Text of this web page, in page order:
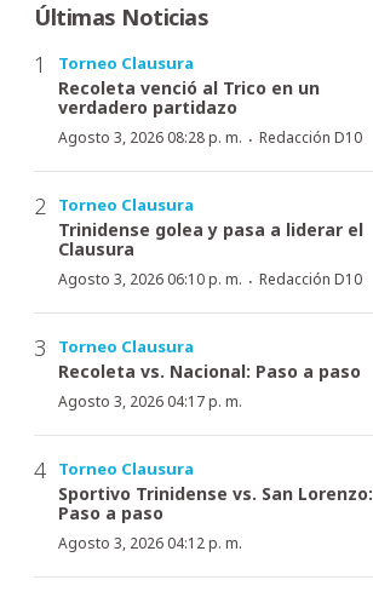
Últimas Noticias
Torneo Clausura
Recoleta venció al Trico en un
verdadero partidazo
Agosto 3, 2026 08:28 p. m. · Redacción D10
Torneo Clausura
Trinidense golea y pasa a liderar el
Clausura
Agosto 3, 2026 06:10 p. m. · Redacción D10
Torneo Clausura
Recoleta vs. Nacional: Paso a paso
Agosto 3, 2026 04:17 p. m.
Torneo Clausura
Sportivo Trinidense vs. San Lorenzo:
Paso a paso
Agosto 3, 2026 04:12 p. m.